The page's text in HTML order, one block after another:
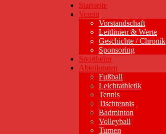
Startseite
Verein
Vorstandschaft
Leitlinien & Werte
Geschichte / Chronik
Sponsoring
Sportheim
Abteilungen
Fußball
Leichtathletik
Tennis
Tischtennis
Badminton
Volleyball
Turnen